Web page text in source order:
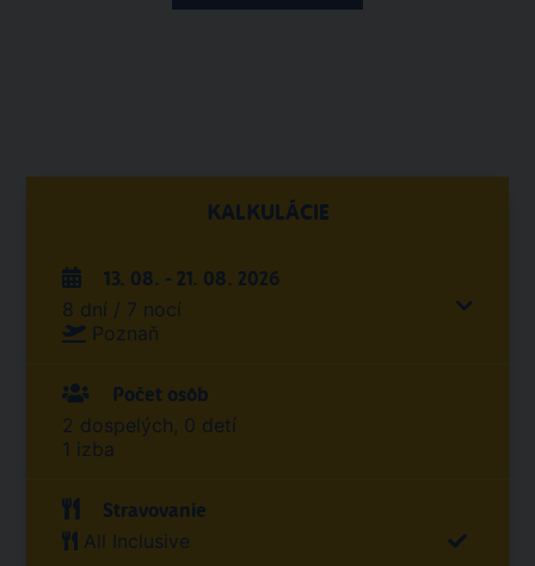
KALKULÁCIE
13. 08. - 21. 08. 2026
8 dní / 7 nocí
Poznaň
Počet osôb
2 dospelých, 0 detí
1 izba
Stravovanie
All Inclusive